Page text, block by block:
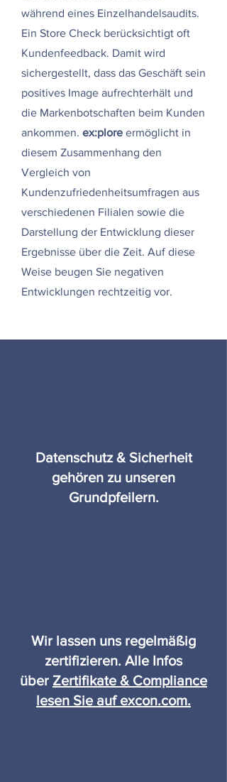
während eines Einzelhandelsaudits.
Ein Store Check berücksichtigt oft
Kundenfeedback. Damit wird
sichergestellt, dass das Geschäft sein
positives Image aufrechterhält und
die Markenbotschaften beim Kunden
ankommen. ex:plore ermöglicht in
diesem Zusammenhang den
Vergleich von
Kundenzufriedenheitsumfragen aus
verschiedenen Filialen sowie die
Darstellung der Entwicklung dieser
Ergebnisse über die Zeit. Auf diese
Weise beugen Sie negativen
Entwicklungen rechtzeitig vor.
Datenschutz & Sicherheit
gehören zu unseren
Grundpfeilern.
Wir lassen uns regelmäßig
zertifizieren. Alle Infos
über Zertifikate & Compliance
lesen Sie auf excon.com.